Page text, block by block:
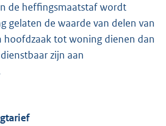
de heffingsmaatstaf wordt
gelaten de waarde van delen van
hoofdzaak tot woning dienen dan
zijn aan